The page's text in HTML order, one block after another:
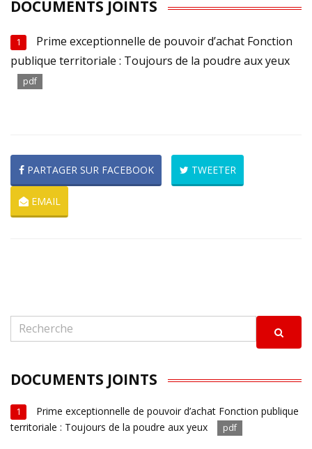
DOCUMENTS JOINTS
1
Prime exceptionnelle de pouvoir d’achat Fonction
publique territoriale : Toujours de la poudre aux yeux
pdf
PARTAGER SUR FACEBOOK TWEETER
EMAIL
DOCUMENTS JOINTS
1
Prime exceptionnelle de pouvoir d’achat Fonction publique
territoriale : Toujours de la poudre aux yeux
pdf